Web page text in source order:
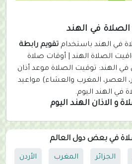
c
r
e
في الهند
في الهند باستخدامتقويم رابطة
الصلاة الهند | أوقات صلاة
الهند: توقيت الصلاة موعد أذان
العصر، المغرب والعشاء) مواعيد
في الهند اليوم.
و الاذان الهند اليوم
في بعض دول العالم
الجزائر المغرب الأردن